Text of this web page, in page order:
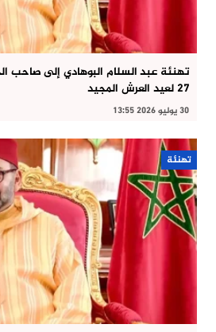
تهنئة عبد السلام البوهادي إلى صاحب
27 لعيد العرش المجيد
30 يوليو 2026 13:55
تهنئة